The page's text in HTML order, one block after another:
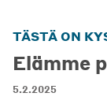
TÄSTÄ ON
Elämme
5.2.2025